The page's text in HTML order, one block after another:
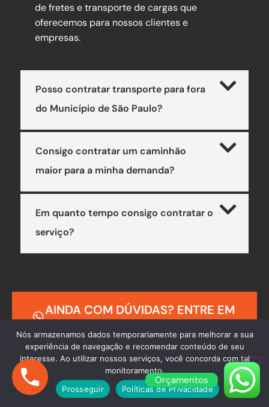
de fretes e transporte de cargas que
oferecemos para nossos clientes e
empresas.
Posso contratar transporte para fora
do Município de São Paulo?
Consigo contratar um caminhão
maior para a minha demanda?
Em quanto tempo consigo contratar o
serviço?
AINDA COM DÚVIDAS? ENTRE EM
CONTATO
Orçamentos
Nós armazenamos dados temporariamente para melhorar a sua
experiência de navegação e recomendar conteúdo de seu
interesse. Ao utilizar nossos serviços, você concorda com tal
monitoramento.
Prosseguir
Políticas de Privacidade